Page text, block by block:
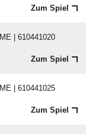
Zum Spiel
ME | 610441020
Zum Spiel
ME | 610441025
Zum Spiel